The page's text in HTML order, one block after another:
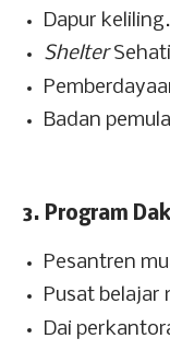
Dapur keliling.
Shelter
Badan
3. Program
Pesantren
Pusat belajar
Dai